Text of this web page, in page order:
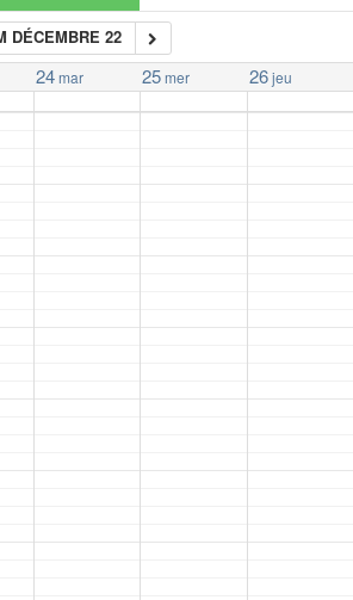
DÉCEMBRE 22
24 mar 25 mer 26 jeu